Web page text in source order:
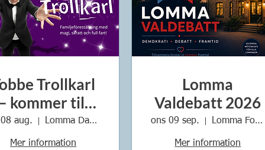
Trollkarl
kommer till
Lomma 8:e
augusti! ✨
aug. Lomma Dansrotunda
Mer information
Lomma
Valdebatt 2026
ons 09 sep. Lomma Folkets Hus
Mer information